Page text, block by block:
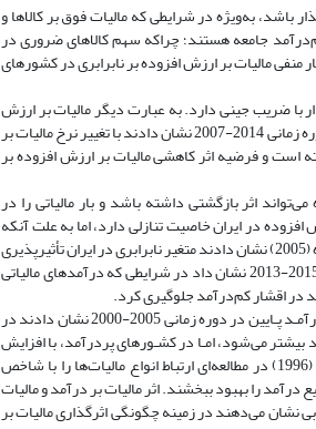
باشد، به‌‌ویژه در شرایطی که مالیات فوق بر کالاها و
جامعه هستند؛ چراکه سهم کالاهای ضروری در
بیشتر است. آلاوتونکی و پیرتیلا (2015) در مطالعه­‌ای با بررسی آثار منفی مالیات بر ارزش افزوده بر نابرابری در کشورهای
افزوده ارتباط مثبت و معنادار با ضریب جینی دارد. به عبارت دیگر مالیات بر ارزش
افزوده سبب وخامت و بدتر‌شدن توزیع درآمد در جمهوری چک شده است. استریل کوآ و سیروکی (2015) در جمهوری چک در دوره زمانی 2014-2007 نشان دادند با تغییر نرخ مالیات بر
است و فرضیه اثر کاهشی مالیات بر ارزش افزوده بر
افزوده می‌تواند اثر بازگشتی داشته باشد و بار مالیاتی را در
وقوعی (2008) نشان داد که اِعمال مالیات بر ارزش افزوده در ایران خاصیت تنازلی دارد، اما به علت آنکه
کاهش ضریب جینی بسیار کم است، خاصیت تنازلی حاصل از اجرای مالیات بر ارزش افزوده نیز بسیار کم است. طیب‌نیا و یزدان‌پناه (2005) نشان دادند متغیر نابرابری در ایران تأثیر‌پذیری
معناداری از اجرای مالیات بر ارزش افزوده در آینده نخواهد داشت. نتایج مطالعه اررو (2015) در آفریقای جنوبی در دوره زمانی 2015-2013 نشان داد در شرایطی که درآمدهای مالیاتی
در اقشار کم‌درآمد جلوگیری کرد.
امین‌رشتی و رفعتی‌میلانی (2013) با بررسی اثر مالیات بر ارزش افزوده بر توزیع درآمد در 10 کشور با درآمد بالا و 10 کشـور با درآمـد پـایین در دوره زمانی 2005-2000 نشان دادند در
بیشتر می‌شود، امـا در کشـورهای پردرآمد، با افزایش
سهم مالیات برارزش افزوده از مالیات، ضریب جینی کاهش می‌یابد و درنتیجه نـابرابری درآمد کمتر می‌شود. ناصری گلعذانی (1996) در مطالعه‌ای ارتباط انواع مالیات‌ها را با شاخص
در توزیع درآمد را بهبود ببخشند. اثر مالیات بر درآمد و مالیات
می‌دهند در زمینه چگونگی اثرگذاری مالیات بر